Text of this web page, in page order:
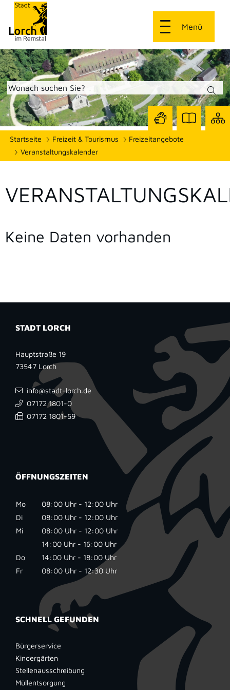
Menü
Startseite Freizeit & Tourismus
Freizeitangebote
Veranstaltungskalender
Seite
Seite
Keine Daten vorhanden
STADT LORCH
Hauptstraße 19
73547 Lorch
info@stadt-lorch.de
07172 1801-0
07172 1801-59
ÖFFNUNGSZEITEN
Mo
08:00 Uhr - 12:00 Uhr
Di
08:00 Uhr - 12:00 Uhr
Mi
08:00 Uhr - 12:00 Uhr
14:00 Uhr - 16:00 Uhr
Do
14:00 Uhr - 18:00 Uhr
Fr
08:00 Uhr - 12:30 Uhr
SCHNELL GEFUNDEN
Bürgerservice
Kindergärten
Stellenausschreibung
Müllentsorgung